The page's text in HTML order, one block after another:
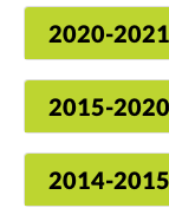
2020-2021
2015-2020
2014-2015